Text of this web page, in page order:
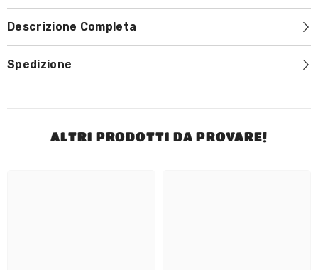
Descrizione Completa
Spedizione
ALTRI PRODOTTI DA PROVARE!